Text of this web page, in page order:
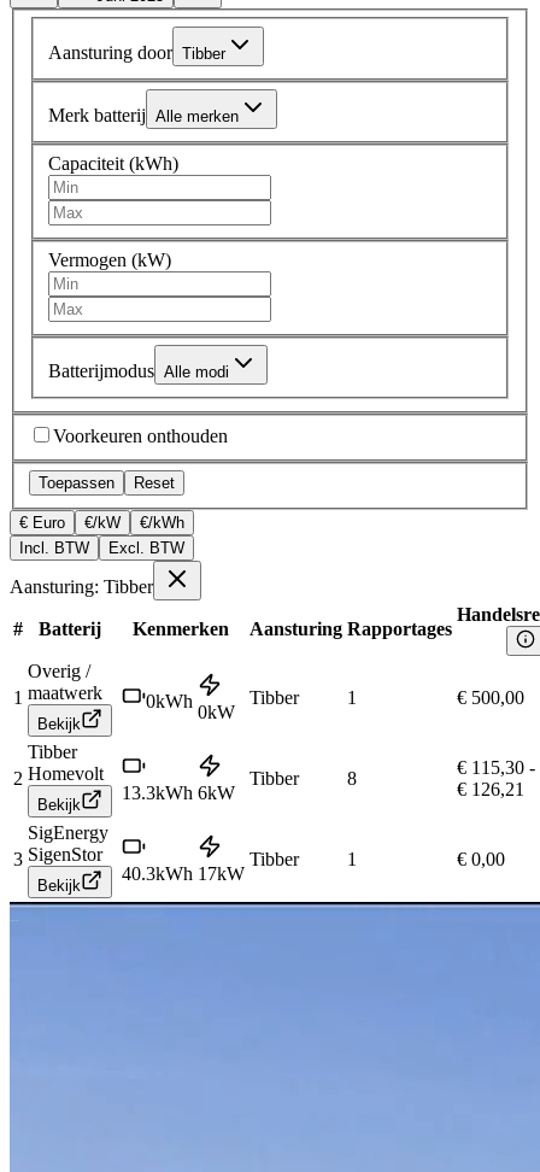
Aansturing door Tibber
Merk batterij Alle merken
Capaciteit (kWh)
Vermogen (kW)
Batterijmodus Alle modi
Voorkeuren onthouden
Toepassen Reset
€ Euro €/kW
€/kWh
Incl. BTW
Excl. BTW
Aansturing: Tibber
# Batterij Kenmerken Aansturing Rapportages
1
Overig /
maatwerk
Bekijk
0kWh
0kW
Tibber 1 € 500,00
2
Tibber
Homevolt
Bekijk
13.3kWh 6kW
Tibber 8
€ 115,30 -
€ 126,21
3
SigEnergy
SigenStor
Bekijk
40.3kWh 17kW
Tibber 1 € 0,00